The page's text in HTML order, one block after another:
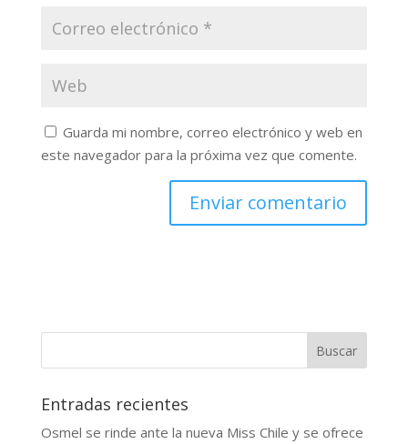
Guarda mi nombre, correo electrónico y web en
este navegador para la próxima vez que comente.
Buscar
Entradas recientes
Osmel se rinde ante la nueva Miss Chile y se ofrece